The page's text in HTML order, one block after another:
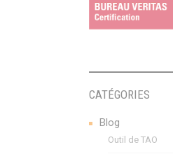
CATÉGORIES
Blog
Outil de TAO